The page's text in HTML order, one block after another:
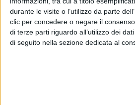
durante le visite o l’utilizzo da parte
clic per concedere o negare il
di terze parti riguardo all’utilizzo dei
di seguito nella sezione dedicata al
Pubblicato Novembre 7, 2019
News cinema e film